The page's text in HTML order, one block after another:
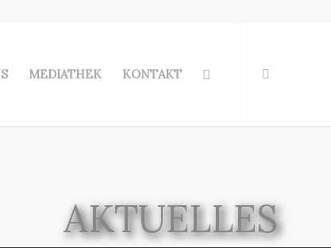
MEDIATHEK KONTAKT
AKTUELLES